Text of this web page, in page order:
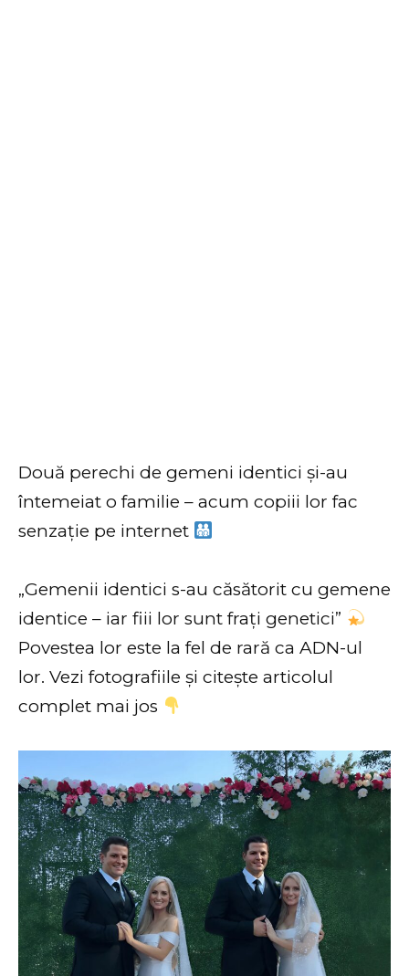
Două perechi de gemeni identici și-au
întemeiat o familie – acum copiii lor fac
senzație pe internet
„Gemenii identici s-au căsătorit cu gemene
identice – iar fiii lor sunt frați genetici”
Povestea lor este la fel de rară ca ADN-ul
lor. Vezi fotografiile și citește articolul
complet mai jos